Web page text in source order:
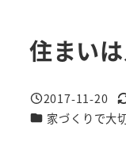
住まい
投稿日
2017-11-20
カテゴリー
家づくりで大